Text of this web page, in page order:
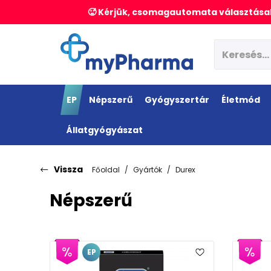
🥵 Kérjük, csomagautomata
EP Népszerű Gyógyszertár Életmód
Állatgyógyászat
Vissza Főoldal Gyártók Durex
Népszerű